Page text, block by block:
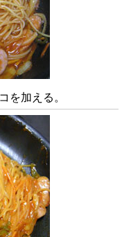
を加える。